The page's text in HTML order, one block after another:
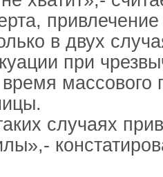
в двух
при
массового
случаях